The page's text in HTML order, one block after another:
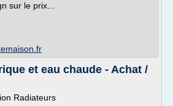
sur le prix...
et eau chaude - Achat /
Radiateurs